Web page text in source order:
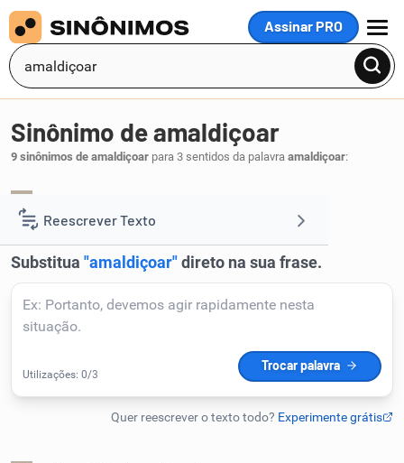
Assinar PRO
MENU
Reescrever Texto
Resumir Texto
Corrigir Texto
Detector de IA
Humanizador de IA
Sinônimo de amaldiçoar
9 sinônimos de amaldiçoar para 3 sentidos da palavra amaldiçoar: